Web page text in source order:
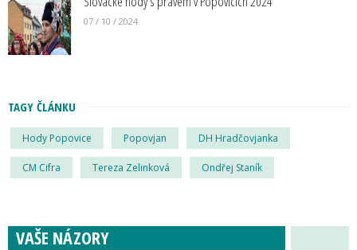
07 / 10 / 2024
TAGY ČLÁNKU
Hody Popovice Popovjan DH Hradčovjanka
CM Cifra Tereza Zelinková Ondřej Staník
VAŠE NÁZORY